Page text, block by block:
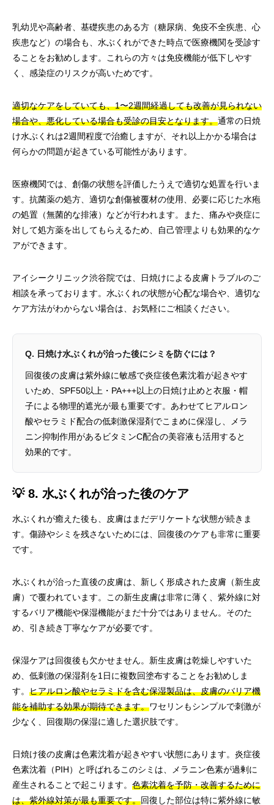
乳幼児や高齢者、基礎疾患のある方（糖尿病、免疫不全疾患、心
疾患など）の場合も、水ぶくれができた時点で医療機関を受診す
ることをお勧めします。これらの方々は免疫機能が低下しやす
く、感染症のリスクが高いためです。
適切なケアをしていても、1〜2週間経過しても改善が見られない
場合や、悪化している場合も受診の目安となります。通常の日焼
け水ぶくれは2週間程度で治癒しますが、それ以上かかる場合は
何らかの問題が起きている可能性があります。
医療機関では、創傷の状態を評価したうえで適切な処置を行いま
す。抗菌薬の処方、適切な創傷被覆材の使用、必要に応じた水疱
の処置（無菌的な排液）などが行われます。また、痛みや炎症に
対して処方薬を出してもらえるため、自己管理よりも効果的なケ
アができます。
アイシークリニック渋谷院では、日焼けによる皮膚トラブルのご
相談を承っております。水ぶくれの状態が心配な場合や、適切な
ケア方法がわからない場合は、お気軽にご相談ください。
Q. 日焼け水ぶくれが治った後にシミを防ぐには？
回復後の皮膚は紫外線に敏感で炎症後色素沈着が起きやす
いため、SPF50以上・PA+++以上の日焼け止めと衣服・帽
子による物理的遮光が最も重要です。あわせてヒアルロン
酸やセラミド配合の低刺激保湿剤でこまめに保湿し、メラ
ニン抑制作用があるビタミンC配合の美容液も活用すると
効果的です。
💡 8. 水ぶくれが治った後のケア
水ぶくれが癒えた後も、皮膚はまだデリケートな状態が続きま
す。傷跡やシミを残さないためには、回復後のケアも非常に重要
です。
水ぶくれが治った直後の皮膚は、新しく形成された皮膚（新生皮
膚）で覆われています。この新生皮膚は非常に薄く、紫外線に対
するバリア機能や保湿機能がまだ十分ではありません。そのた
め、引き続き丁寧なケアが必要です。
保湿ケアは回復後も欠かせません。新生皮膚は乾燥しやすいた
め、低刺激の保湿剤を1日に複数回塗布することをお勧めしま
す。 ヒアルロン酸やセラミドを含む保湿製品は、皮膚のバリア機
能を補助する効果が期待できます。ワセリンもシンプルで刺激が
少なく、回復期の保湿に適した選択肢です。
日焼け後の皮膚は色素沈着が起きやすい状態にあります。炎症後
色素沈着（PIH）と呼ばれるこのシミは、メラニン色素が過剰に
産生されることで起こります。 色素沈着を予防・改善するために
は、紫外線対策が最も重要です。回復した部位は特に紫外線に敏